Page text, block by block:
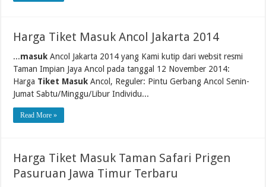
Harga Tiket Masuk Ancol Jakarta 2014
...masuk Ancol Jakarta 2014 yang Kami kutip dari websit resmi
Taman Impian Jaya Ancol pada tanggal 12 November 2014:
Harga Tiket Masuk Ancol, Reguler: Pintu Gerbang Ancol Senin-
Jumat Sabtu/Minggu/Libur Individu...
Read More »
Harga Tiket Masuk Taman Safari Prigen
Pasuruan Jawa Timur Terbaru